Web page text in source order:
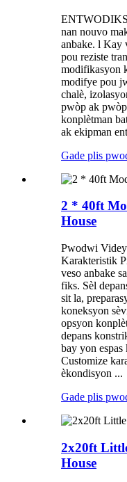
nan nouvo
anbake. l Kay
pou reziste
modifikasyon
modifye pou
chalè,
pwòp ak
konplètman
ak ekipman
Gade plis
2 * 40ft
House
Pwodwi
Karakteristik
veso anbake
fiks. Sèl
sit la,
koneksyon
opsyon
depans
bay yon
Customize
èkondisyon ...
Gade plis
2x20ft
House